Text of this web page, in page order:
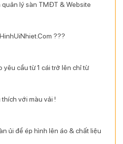
lý sàn TMĐT & Website
???
yêu cầu từ 1 cái trở lên chỉ từ
với màu vải !
ủi để ép hình lên áo & chất liệu